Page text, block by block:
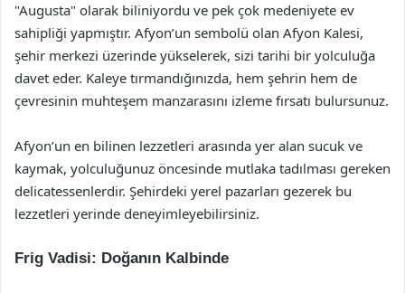
"Augusta" olarak biliniyordu ve pek çok medeniyete ev
sahipliği yapmıştır. Afyon’un sembolü olan Afyon Kalesi,
şehir merkezi üzerinde yükselerek, sizi tarihi bir yolculuğa
davet eder. Kaleye tırmandığınızda, hem şehrin hem de
çevresinin muhteşem manzarasını izleme fırsatı bulursunuz.
Afyon’un en bilinen lezzetleri arasında yer alan sucuk ve
kaymak, yolculuğunuz öncesinde mutlaka tadılması gereken
delicatessenlerdir. Şehirdeki yerel pazarları gezerek bu
lezzetleri yerinde deneyimleyebilirsiniz.
Frig Vadisi: Doğanın Kalbinde